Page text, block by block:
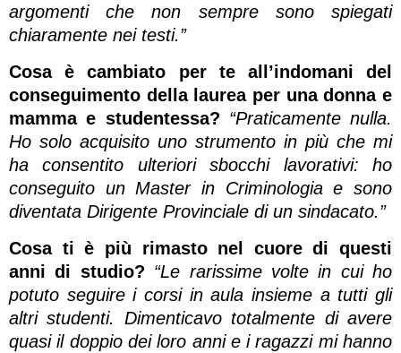
argomenti che non sempre sono spiegati
chiaramente nei testi.”
Cosa è cambiato per te all’indomani del
conseguimento della laurea per una donna e
mamma e studentessa? “Praticamente nulla.
Ho solo acquisito uno strumento in più che mi
ha consentito ulteriori sbocchi lavorativi: ho
conseguito un Master in Criminologia e sono
diventata Dirigente Provinciale di un sindacato.”
Cosa ti è più rimasto nel cuore di questi
anni di studio? “Le rarissime volte in cui ho
potuto seguire i corsi in aula insieme a tutti gli
altri studenti. Dimenticavo totalmente di avere
quasi il doppio dei loro anni e i ragazzi mi hanno